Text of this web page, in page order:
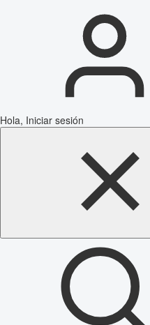
Hola, Iniciar sesión